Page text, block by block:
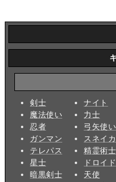
剣士
魔法使い
忍者
ガンマン
テレパス
星士
暗黒剣士
ナイト
力士
弓矢使い
スネイ
精霊術士
ドロイド
天使